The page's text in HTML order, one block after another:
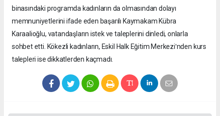
binasındaki programda kadınların da olmasından dolayı
memnuniyetlerini ifade eden başarılı Kaymakam Kübra
Karaalioğlu, vatandaşların istek ve taleplerini dinledi, onlarla
sohbet etti. Kökezli kadınların, Eskil Halk Eğitim Merkeziʹnden kurs
talepleri ise dikkatlerden kaçmadı.